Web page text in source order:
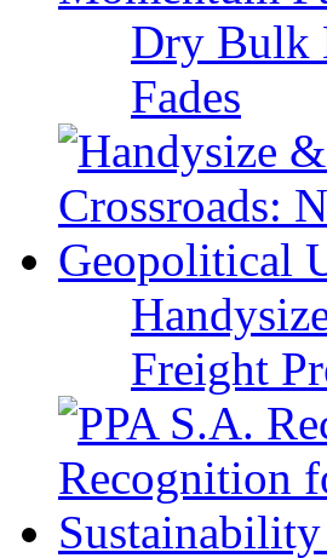
Dry Bulk
Fades
Freight